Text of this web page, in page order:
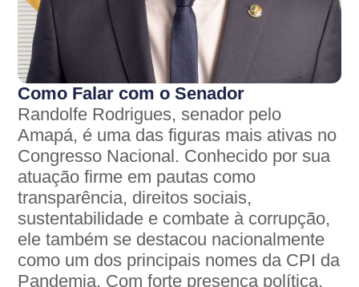
Como Falar com o Senador
Randolfe Rodrigues, senador pelo
Amapá, é uma das figuras mais ativas no
Congresso Nacional. Conhecido por sua
atuação firme em pautas como
transparência, direitos sociais,
sustentabilidade e combate à corrupção,
ele também se destacou nacionalmente
como um dos principais nomes da CPI da
Pandemia. Com forte presença política,